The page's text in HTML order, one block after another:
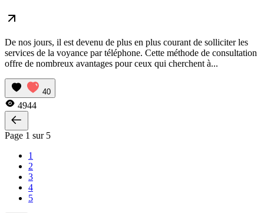
De nos jours, il est devenu de plus en plus courant de solliciter les
services de la voyance par téléphone. Cette méthode de consultation
offre de nombreux avantages pour ceux qui cherchent à...
40
4944
Page 1 sur 5
1
2
3
4
5